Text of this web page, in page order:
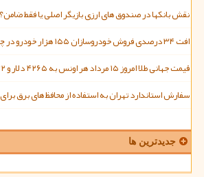
نقش بانکها در صندوق های ارزی بازیگر اصلی یا فقط ضامن؟
افت ۳۴ درصدی فروش خودروسازان ۱۵۵ هزار خودرو در چهار ماه به فروش رسید
قیمت جهانی طلا امروز ۱۵ مرداد هر اونس به ۴۲۶۵ دلار و ۲۲ سنت رسید
سفارش استاندارد تهران به استفاده از محافظ های برق
جدیدترین ها